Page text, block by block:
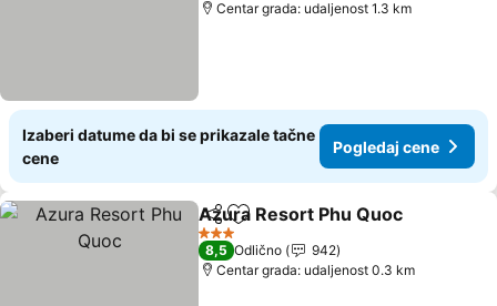
Centar grada: udaljenost 1.3 km
Izaberi datume da bi se prikazale tačne
cene
Pogledaj cene
Deli Dodati u favorite
Azura Resort Phu Quoc
3 Zvezdice
8,5 Odlično
942
Centar grada: udaljenost 0.3 km